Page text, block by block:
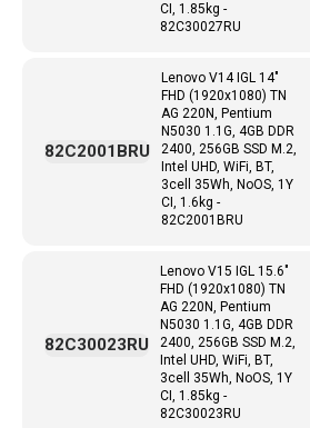
CI, 1.85kg -
82C30027RU
Lenovo V14 IGL 14"
FHD (1920x1080) TN
AG 220N, Pentium
N5030 1.1G, 4GB DDR
2400, 256GB SSD M.2,
Intel UHD, WiFi, BT,
3cell 35Wh, NoOS, 1Y
CI, 1.6kg -
82C2001BRU
82C2001BRU
Lenovo V15 IGL 15.6"
FHD (1920x1080) TN
AG 220N, Pentium
N5030 1.1G, 4GB DDR
2400, 256GB SSD M.2,
Intel UHD, WiFi, BT,
3cell 35Wh, NoOS, 1Y
CI, 1.85kg -
82C30023RU
82C30023RU